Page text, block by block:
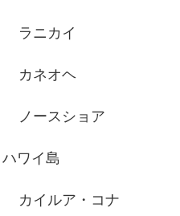
ラニカイ
カネオヘ
ノースショア
ハワイ島
カイルア・コナ